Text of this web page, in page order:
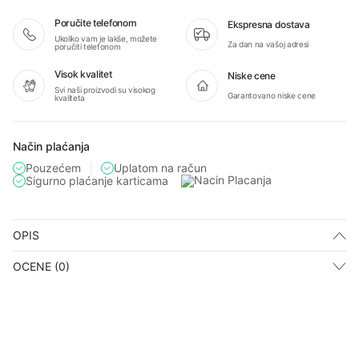
kresivo
kremen
količina
Poručite telefonom
Ukoliko vam je lakše, možete
poručiti telefonom
Ekspresna dostava
Za dan na vašoj adresi
Visok kvalitet
Svi naši proizvodi su visokog
kvaliteta
Niske cene
Garantovano niske cene
Način plaćanja
Pouzećem
Uplatom na račun
Sigurno plaćanje karticama
OPIS
OCENE (0)